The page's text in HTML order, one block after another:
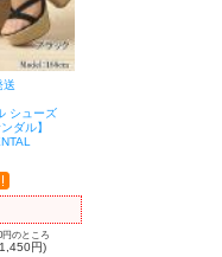
送
シューズ
ダル】
円のところ
円)